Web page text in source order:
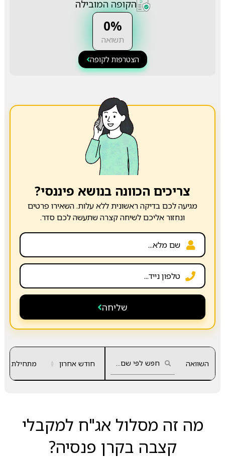
הקופה המובילה
0%
תשואה
הצטרפות לקופה
צריכים הכוונה בנושא פיננסי?
מגיעה לכם בדיקה ראשונית ללא עלות. השאירו פרטים
ונחזור אליכם לשיחה קצרה שתעשה לכם סדר.
שליחה
השוואה חודש אחרון ▲
▼ מתחילת
מה זה מסלול אג"ח למקבלי
קצבה בקרן פנסיה?